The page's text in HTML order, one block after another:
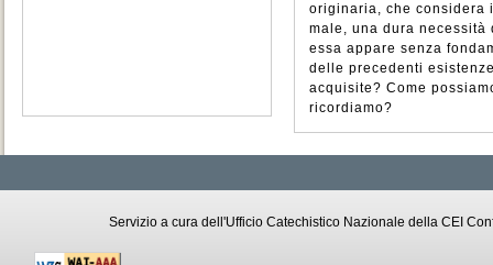
originaria, che
male, una dura necessità
essa appare senza
delle precedenti
acquisite? Come
ricordiamo?
Servizio a cura dell'Ufficio Catechistico Nazionale della CEI